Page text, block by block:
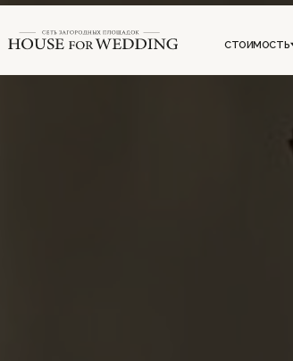
СТОИМОСТЬ